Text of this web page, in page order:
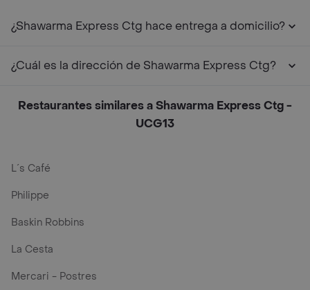
¿Shawarma Express Ctg hace entrega a domicilio?
¿Cuál es la dirección de Shawarma Express Ctg?
Restaurantes similares a Shawarma Express Ctg -
UCG13
L´s Café
Philippe
Baskin Robbins
La Cesta
Mercari - Postres